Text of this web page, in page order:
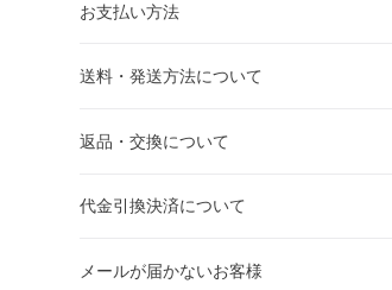
お支払い方法
送料・発送方法について
返品・交換について
代金引換決済について
メールが届かないお客様